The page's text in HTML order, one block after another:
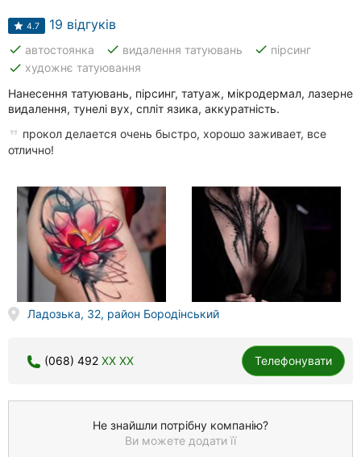
4.7 19 відгуків
done автостоянка done видалення татуювань done пірсинг
done художнє татуювання
Нанесення татуювань, пірсинг, татуаж, мікродермал, лазерне
видалення, тунелі вух, спліт язика, аккуратність.
прокол делается очень быстро, хорошо заживает, все
отлично!
Ладозька, 32, район Бородінський
(068) 492 XX XX Телефонувати
Не знайшли потрібну компанію?
Ви можете додати її